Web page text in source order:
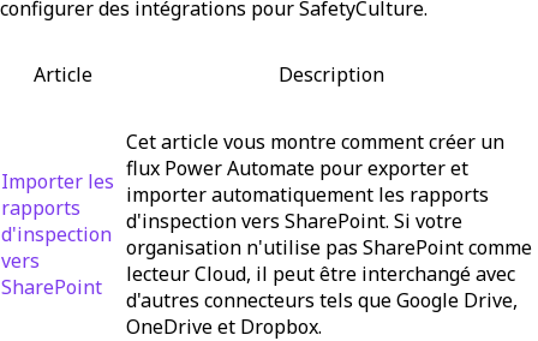
configurer des intégrations pour SafetyCulture.
Article Description
Importer les
rapports
d'inspection
vers
SharePoint
Cet article vous montre comment créer un
flux Power Automate pour exporter et
importer automatiquement les rapports
d'inspection vers SharePoint. Si votre
organisation n'utilise pas SharePoint comme
lecteur Cloud, il peut être interchangé avec
d'autres connecteurs tels que Google Drive,
OneDrive et Dropbox.